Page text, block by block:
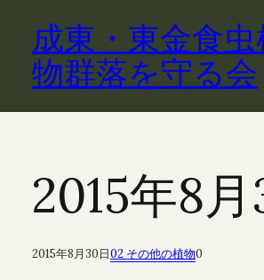
キ
成東・東金食虫
物群落を守る会
2015年8
2015年8月30日02 その他の植物0